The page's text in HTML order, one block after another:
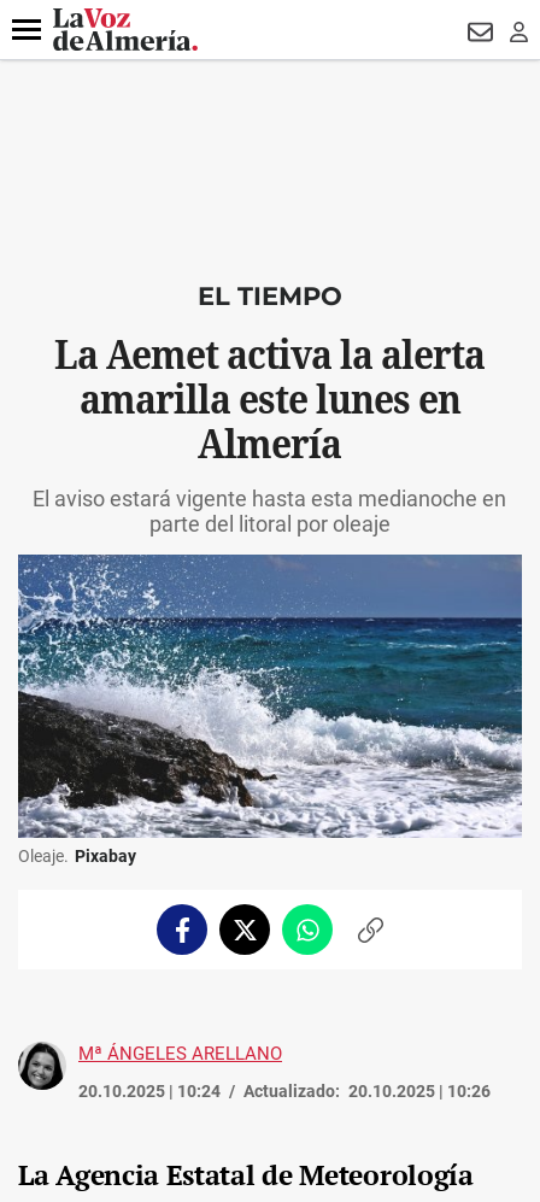
DESTACADO MANUEL
Menú
EL TIEMPO
La Aemet activa la alerta
amarilla este lunes en
Almería
El aviso estará vigente hasta esta medianoche en
parte del litoral por oleaje
Oleaje. Pixabay
FacebookTwitterWhatsappCopiar
Mª ÁNGELES ARELLANO
20.10.2025 | 10:24 Actualizado: 20.10.2025 | 10:26
La Agencia Estatal de Meteorología